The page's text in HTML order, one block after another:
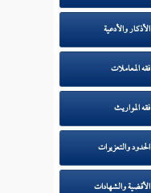
الأذكار والأدعية
فقه المعاملات
فقه المواريث
الحدود والتعزيرات
الأقضية والشهادات